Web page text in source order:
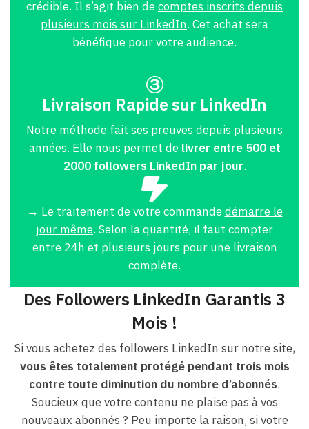
crédible. Il s’agit bien decomptes inscrits depuis
plusieurs mois sur LinkedIn. Cet achat sera
bénéfique pour votre audience.
Livraison Rapide sur LinkedIn
Notre méthode fait ses preuves depuis plusieurs
années. Elle nous permet de livrer entre 500 et
2000 followers LinkedIn par jour.
→ Le traitement de votre commandedémarre le
jour même. Selon la quantité, il faut compter
entre 24h et plusieurs jours pour une livraison
complète.
Des Followers LinkedIn Garantis 3
Mois !
Si vous achetez des followers LinkedIn sur notre site,
vous êtes totalement protégé pendant trois mois
contre toute diminution du nombre d’abonnés.
Soucieux que votre contenu ne plaise pas à vos
nouveaux abonnés ? Peu importe la raison, si votre